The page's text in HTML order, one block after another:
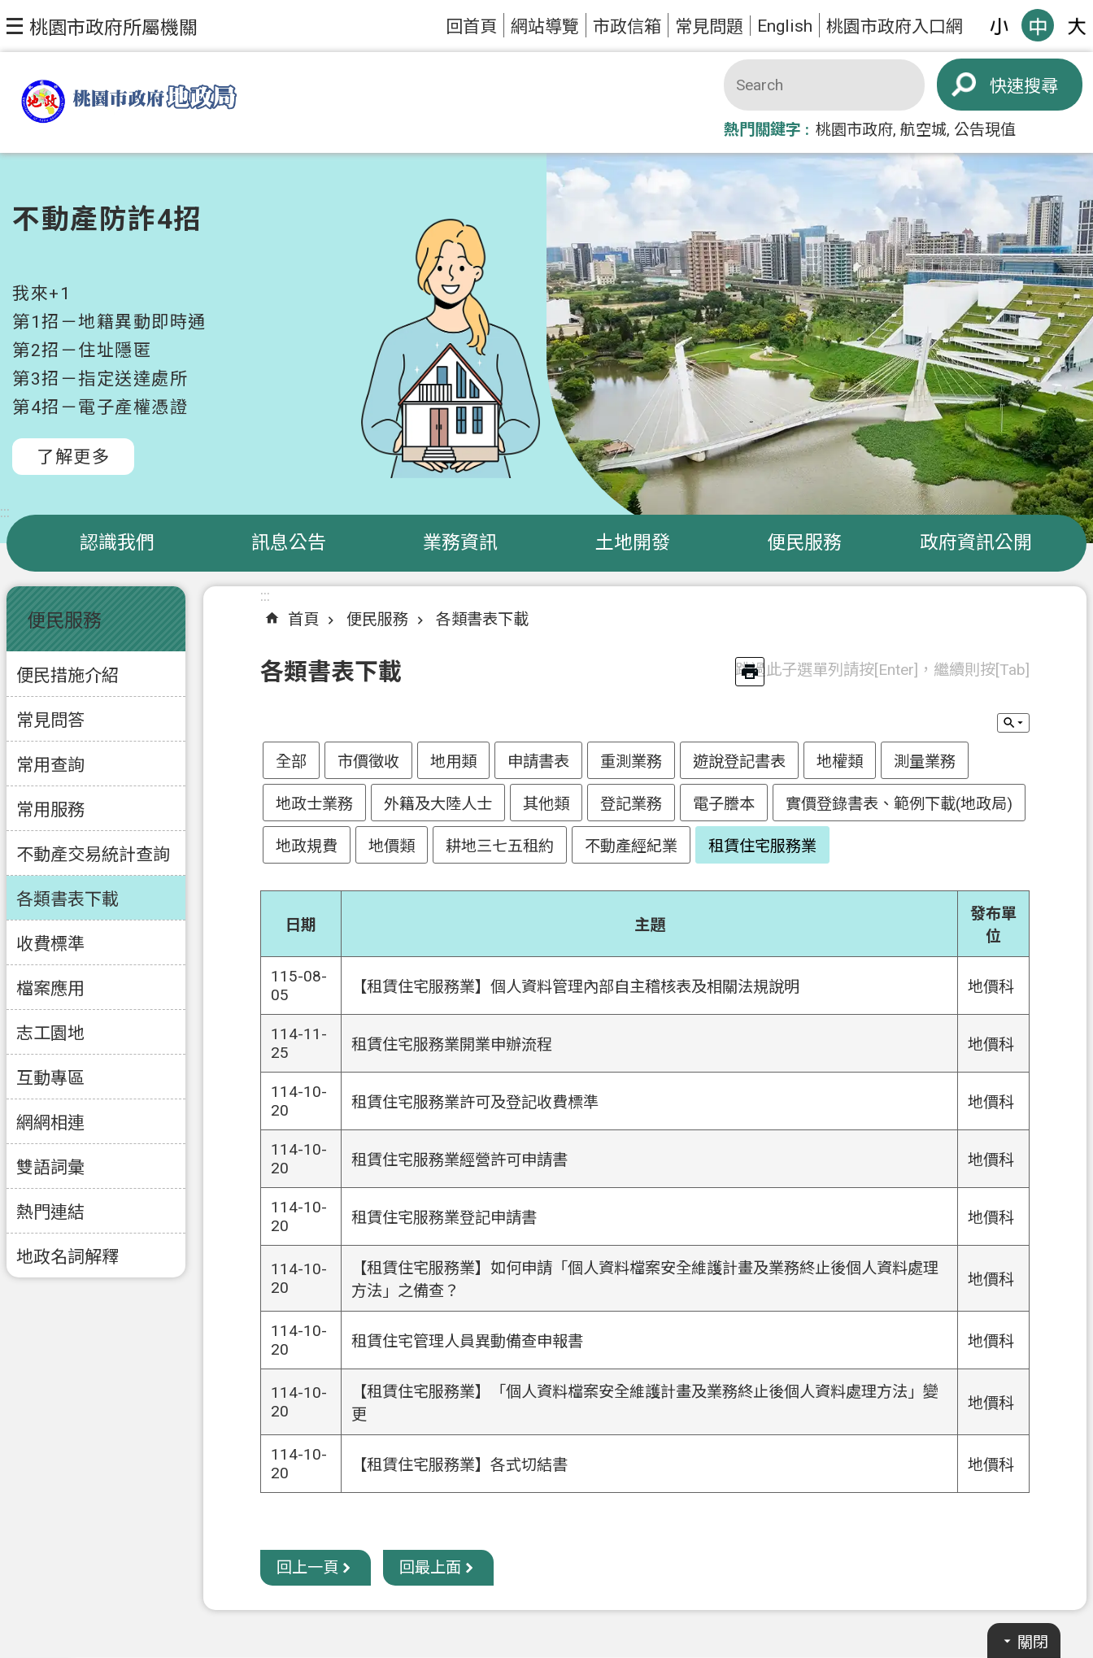
跳到主要內容區塊
桃園市政府所屬機關 回首頁 網站導覽 市政信箱 常見問題 English 桃園市政府入口網
搜尋
熱門關鍵字 桃園市政府 航空城 公告現值
不動產防詐4招
我來+1
第1招－地籍異動即時通
第2招－住址隱匿
第3招－指定送達處所
第4招－電子產權憑證
了解更多
:::
認識我們 訊息公告 業務資訊 土地開發 便民服務 政府資訊公開
:::
便民服務
便民措施介紹
常見問答
常用查詢
常用服務
不動產交易統計查詢
各類書表下載
收費標準
檔案應用
志工園地
互動專區
網網相連
雙語詞彙
熱門連結
地政名詞解釋
:::
首頁
便民服務 各類書表下載
各類書表下載 跳過此子選單列請按[Enter]，繼續則按[Tab]
全部 市價徵收 地用類 申請書表 重測業務 遊說登記書表 地權類 測量業務
地政士業務 外籍及大陸人士 其他類 登記業務 電子謄本 實價登錄書表、範例下載(地政局)
地政規費 地價類 耕地三七五租約 不動產經紀業 租賃住宅服務業
日期 主題
發布單
位
115-08-
05
【租賃住宅服務業】個人資料管理內部自主稽核表及相關法規說明 地價科
114-11-
25
租賃住宅服務業開業申辦流程 地價科
114-10-
20
租賃住宅服務業許可及登記收費標準 地價科
114-10-
20
租賃住宅服務業經營許可申請書 地價科
114-10-
20
租賃住宅服務業登記申請書 地價科
114-10-
20
【租賃住宅服務業】如何申請「個人資料檔案安全維護計畫及業務終止後個人資料處理
方法」之備查？
地價科
114-10-
20
租賃住宅管理人員異動備查申報書 地價科
114-10-
20
【租賃住宅服務業】「個人資料檔案安全維護計畫及業務終止後個人資料處理方法」變
更
地價科
114-10-
20
【租賃住宅服務業】各式切結書 地價科
回上一頁 回最上面
關閉